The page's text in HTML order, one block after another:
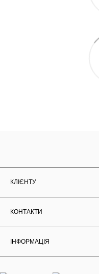
КЛІЄНТУ
КОНТАКТИ
ІНФОРМАЦІЯ